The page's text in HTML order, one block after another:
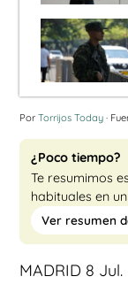
Por Torrijos Today ·
¿Poco tiempo?
Te resumimos
habituales en
Ver resumen
MADRID 8 Jul.